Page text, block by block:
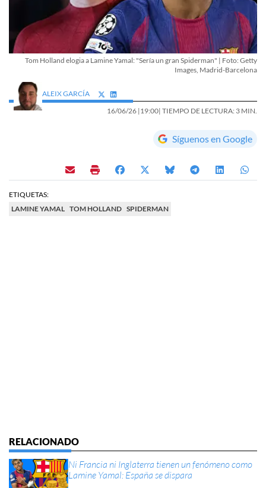
Tom Holland elogia a Lamine Yamal: "Sería un gran Spiderman" | Foto: Getty
Images, Madrid-Barcelona
ALEIX GARCÍA
16/06/26 |19:00| TIEMPO DE LECTURA: 3 MIN.
Síguenos en Google
ETIQUETAS:
LAMINE YAMAL TOM HOLLAND SPIDERMAN
Ni Francia ni Inglaterra tienen un fenómeno como
Lamine Yamal: España se dispara